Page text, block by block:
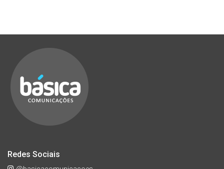
Redes Sociais